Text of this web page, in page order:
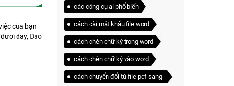
của bạn
đây,Đào
các công cụ ai phổ biến
cách cài mật khẩu file word
cách chèn chữ ký trong word
cách chèn chữ ký vào word
cách chuyển đổi từ file pdf sang